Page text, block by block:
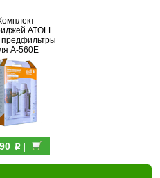
ATOLL
А-560Е
p|